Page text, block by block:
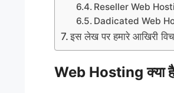
Reseller Web
Dadicated Web
इस लेख पर हमारे आखिरी
Web Hosting